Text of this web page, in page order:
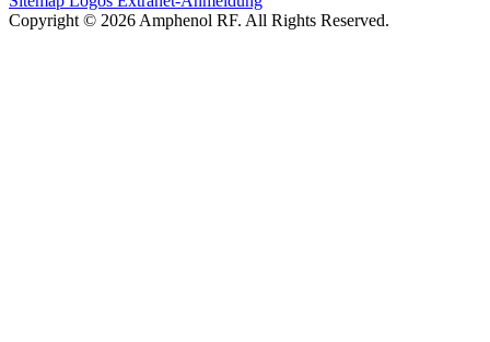
Copyright © 2026 Amphenol RF. All Rights Reserved.